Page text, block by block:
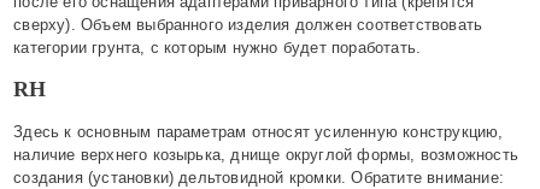
сверху). Объем выбранного изделия должен соответствовать
категории грунта, с которым нужно будет поработать.
RH
Здесь к основным параметрам относят усиленную конструкцию,
наличие верхнего козырька, днище округлой формы, возможность
создания (установки) дельтовидной кромки. Обратите внимание: